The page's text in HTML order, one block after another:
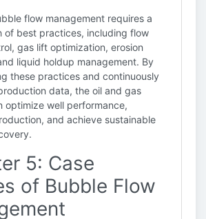
flow management requires a
of best practices, including flow
gas lift optimization, erosion
liquid holdup management. By
these practices and continuously
data, the oil and gas
optimize well performance,
and achieve sustainable
5: Case
of Bubble Flow